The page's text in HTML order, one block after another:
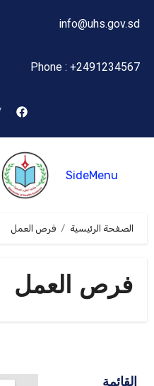
info@uhs.gov.sd
Phone : +2491234567
SideMenu
الصفحة الرئيسية فرص العمل
فرص العمل
القائمة